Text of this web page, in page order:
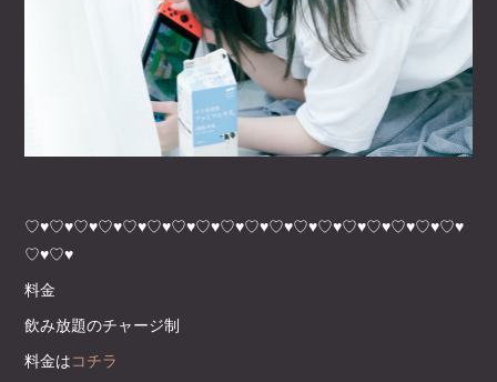
♡♥♡♥♡♥♡♥♡♥♡♥♡♥♡♥♡♥♡♥♡♥♡♥♡♥♡♥♡♥♡♥♡♥♡♥
♡♥♡♥
料金
飲み放題のチャージ制
料金はコチラ